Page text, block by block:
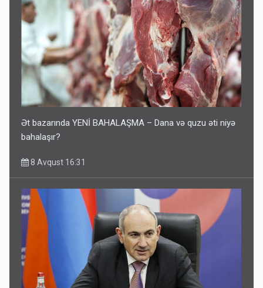
Ət bazarında YENİ BAHALAŞMA – Dana və quzu əti niyə
bahalaşır?
8 Avqust 16:31